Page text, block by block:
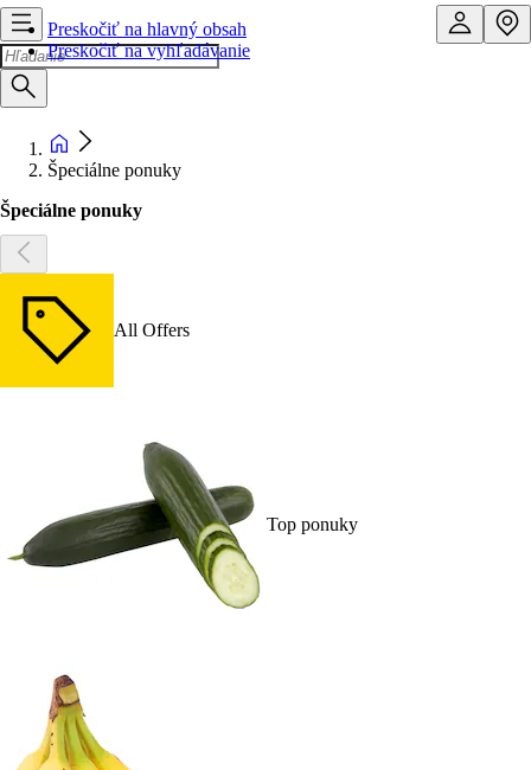
Preskočiť na hlavný obsah
Preskočiť na vyhľadávanie
Špeciálne ponuky
Špeciálne ponuky
All Offers
Top ponuky